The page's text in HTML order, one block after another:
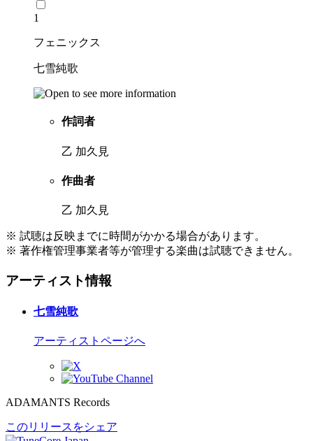
1
フェニックス
七雪純歌
作詞者
乙 加久見
作曲者
乙 加久見
※ 試聴は反映までに時間がかかる場合があります。
※ 著作権管理事業者等が管理する楽曲は試聴できません。
アーティスト情報
七雪純歌
アーティストページへ
ADAMANTS Records
このリリースをシェア